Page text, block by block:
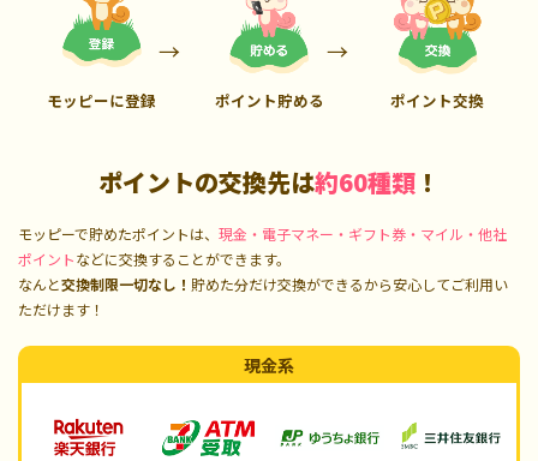
モッピーに登録 ポイント貯める ポイント交換
ポイントの交換先は約60種類 ！
モッピーで貯めたポイントは、 現金・電子マネー・ギフト券・マイル・他社
ポイントなどに交換することができます。
なんと交換制限一切なし！ 貯めた分だけ交換ができるから安心してご利用い
ただけます！
現金系